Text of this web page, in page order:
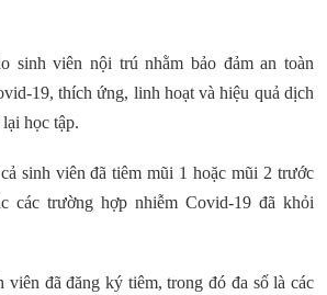
sinh viên nội trú nhằm bảo đảm an toàn
19, thích ứng, linh hoạt và hiệu quả dịch
học tập.
sinh viên đã tiêm mũi 1 hoặc mũi 2 trước
các trường hợp nhiễm Covid-19 đã khỏi
viên đã đăng ký tiêm, trong đó đa số là các